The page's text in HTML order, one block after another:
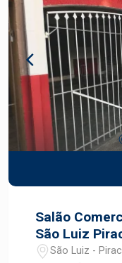
serviços
buscam
uma das
Construa seu
Piracicaba.
Salão
São Luiz
São Luiz -